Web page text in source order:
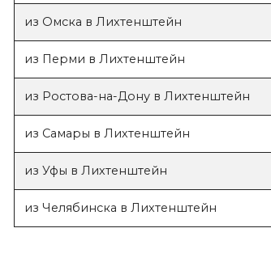
из Омска в Лихтенштейн
из Перми в Лихтенштейн
из Ростова-на-Дону в Лихтенштейн
из Самары в Лихтенштейн
из Уфы в Лихтенштейн
из Челябинска в Лихтенштейн